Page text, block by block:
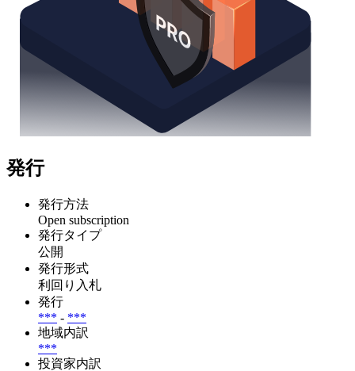
発行
発行方法
Open subscription
発行タイプ
公開
発行形式
利回り入札
発行
*** - ***
地域内訳
***
投資家内訳